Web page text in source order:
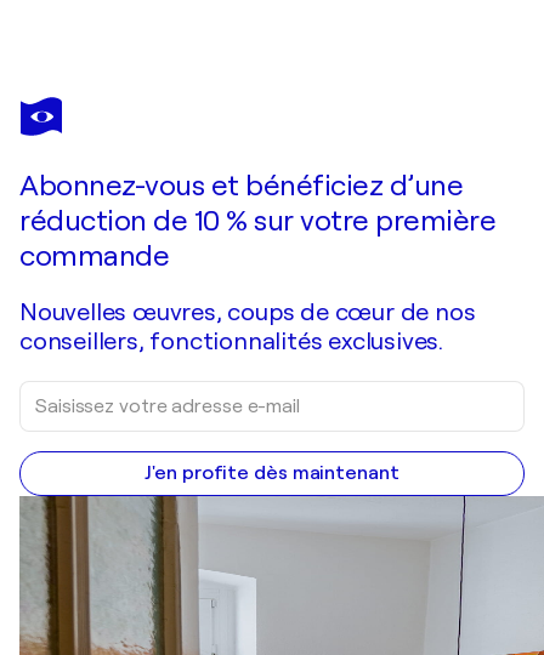
SILVIA
VASSILEVA
Je passe commande
Abonnez-vous et bénéficiez d’une
réduction de 10 % sur votre première
commande
Nouvelles œuvres, coups de cœur de nos
conseillers, fonctionnalités exclusives.
J'en profite dès maintenant